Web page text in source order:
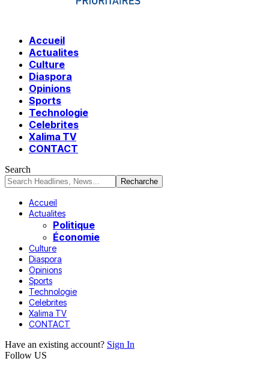
Accueil
Actualites
Culture
Diaspora
Opinions
Sports
Technologie
Celebrites
Xalima TV
CONTACT
Search
Accueil
Actualites
Politique
Économie
Culture
Diaspora
Opinions
Sports
Technologie
Celebrites
Xalima TV
CONTACT
Have an existing account? Sign In
Follow US